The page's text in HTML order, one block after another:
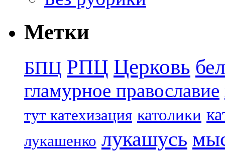
Метки
БПЦ РПЦ Церковь
гламурное православие
тут катехизация католики
лукашенко лукашусь